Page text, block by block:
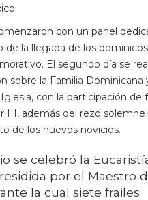
con un panel
la llegada de los
El segundo día se
sobre la Familia Dominicana
con la participación de
III, además del rezo solemne
de los nuevos novicios.
se celebró la
por el Maestro
la cual siete frailes